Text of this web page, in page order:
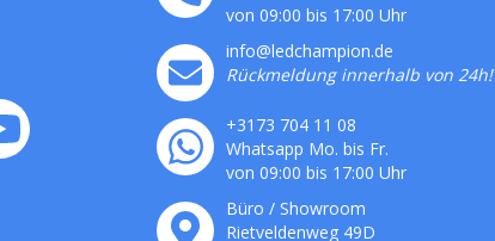
von 09:00 bis 17:00 Uhr
info@ledchampion.de
Rückmeldung innerhalb von 24h!
+3173 704 11 08
Whatsapp Mo. bis Fr.
von 09:00 bis 17:00 Uhr
Büro / Showroom
Rietveldenweg 49D